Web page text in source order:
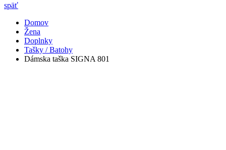
späť
Domov
Žena
Doplnky
Tašky / Batohy
Dámska taška SIGNA 801